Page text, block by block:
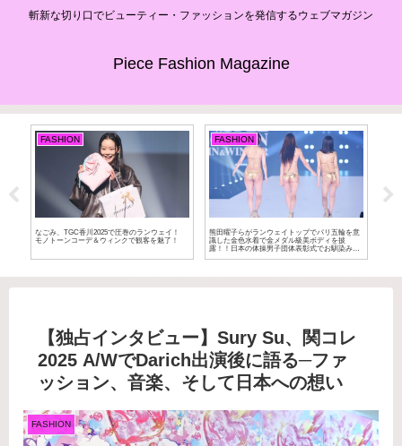
斬新な切り口でビューティー・ファッションを発信するウェブマガジン
Piece Fashion Magazine
FASHION
なごみ、TGC香川2025で圧巻のランウェイ！
モノトーンコーデ＆ウィンクで観客を魅了！
FASHION
熊田曜子らがランウェイトップでパリ五輪を意
識した金色水着で金メダル級美ボディを披
露！！日本の体操男子団体表彰式でお馴染みの
【独占インタビュー】Sury Su、関コレ
2025 A/WでDarich出演後に語る─ファ
ッション、音楽、そして日本への想い
FASHION